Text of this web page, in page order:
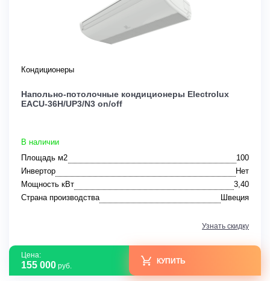
Кондиционеры
Напольно-потолочные кондиционеры Electrolux
EACU-36H/UP3/N3 on/off
В наличии
Площадь м2
100
Инвертор
Нет
Мощность кВт
3,40
Страна производства
Швеция
Узнать скидку
Цена:
155 000 руб.
КУПИТЬ